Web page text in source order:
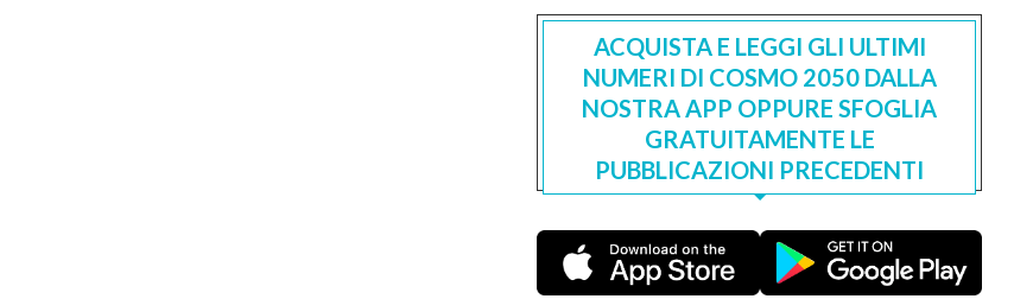
ACQUISTA E LEGGI GLI ULTIMI
NUMERI DI COSMO 2050 DALLA
NOSTRA APP OPPURE SFOGLIA
GRATUITAMENTE LE
PUBBLICAZIONI PRECEDENTI